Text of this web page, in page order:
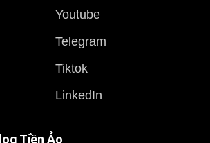
Youtube
Telegram
Tiktok
LinkedIn
Tiền Ảo